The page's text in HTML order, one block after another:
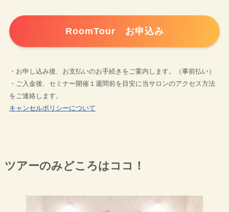
RoomTour お申込み
・お申し込み後、お支払いのお手続きをご案内します。（事前払い）
・ご入金後、セミナー開催１週間前を目安に当サロンのアクセス方法
をご連絡します。
キャンセルポリシーについて
ツアーのみどころはココ！